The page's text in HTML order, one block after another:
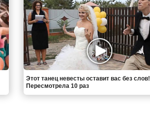
Этот танец невесты оставит вас без слов!
Пересмотрела 10 раз